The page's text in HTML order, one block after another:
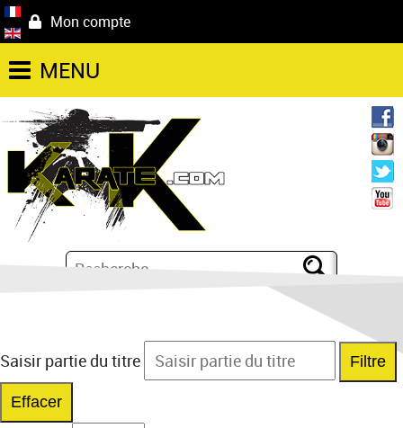
Mon compte
MENU
Saisir partie du titre Filtre
Effacer